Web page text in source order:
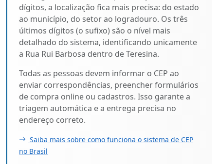
dígitos, a localização fica mais precisa: do estado
ao município, do setor ao logradouro. Os três
últimos dígitos (o sufixo) são o nível mais
detalhado do sistema, identificando unicamente
a Rua Rui Barbosa dentro de Teresina.
Todas as pessoas devem informar o CEP ao
enviar correspondências, preencher formulários
de compra online ou cadastros. Isso garante a
triagem automática e a entrega precisa no
endereço correto.
Saiba mais sobre como funciona o sistema de CEP
no Brasil